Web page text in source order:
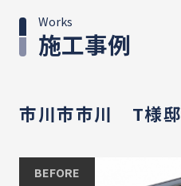
施工事例
Works
市川市市川 T様邸
BEFORE